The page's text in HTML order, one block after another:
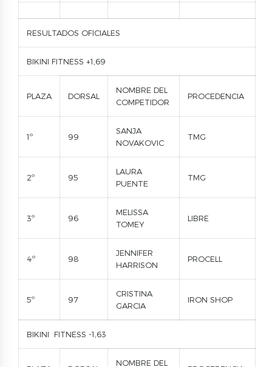
RESULTADOS OFICIALES
BIKINI FITNESS +1,69
PLAZA DORSAL
NOMBRE DEL
COMPETIDOR
PROCEDENCIA
1º 99
SANJA
NOVAKOVIC
TMG
2º 95
LAURA
PUENTE
TMG
3º 96
MELISSA
TOMEY
LIBRE
4º 98
JENNIFER
HARRISON
PROCELL
5º 97
CRISTINA
GARCIA
IRON SHOP
BIKINI FITNESS -1,63
NOMBRE DEL